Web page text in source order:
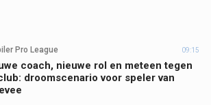
Pro League 09:15
coach, nieuwe rol en meteen tegen
droomscenario voor speler van